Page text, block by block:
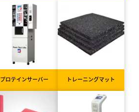
プロテインサーバー トレーニングマット